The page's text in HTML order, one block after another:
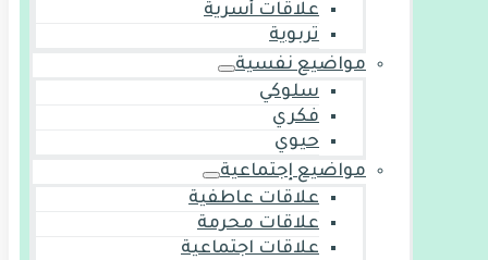
علاقات أسرية
تربوية
مواضيع نفسية
سلوكي
فكري
حيوي
مواضيع إجتماعية
علاقات عاطفية
علاقات محرمة
علاقات اجتماعية